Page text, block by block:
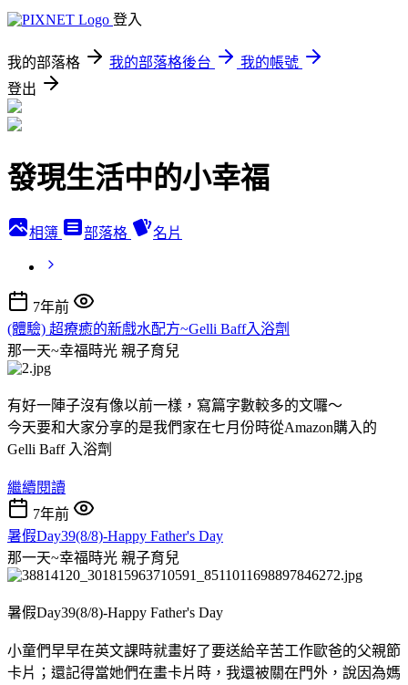
登入
我的部落格 我的部落格後台
我的帳號
登出
發現生活中的小幸福
相簿 部落格 名片
7年前
(體驗) 超療癒的新戲水配方~Gelli Baff入浴劑
那一天~幸福時光 親子育兒
有好一陣子沒有像以前一樣，寫篇字數較多的文囉～
今天要和大家分享的是我們家在七月份時從Amazon購入的
Gelli Baff 入浴劑
繼續閱讀
7年前
暑假Day39(8/8)-Happy Father's Day
那一天~幸福時光 親子育兒
暑假Day39(8/8)-Happy Father's Day
小童們早早在英文課時就畫好了要送給辛苦工作歐爸的父親節
卡片；還記得當她們在畫卡片時，我還被關在門外，說因為媽